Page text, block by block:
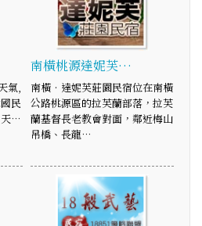
氣,
民
天…
南橫桃源達妮芙…
南橫‧達妮芙莊園民宿位在南橫
公路桃源區的拉芙蘭部落，拉芙
蘭基督長老教會對面，鄰近梅山
吊橋、長龍…